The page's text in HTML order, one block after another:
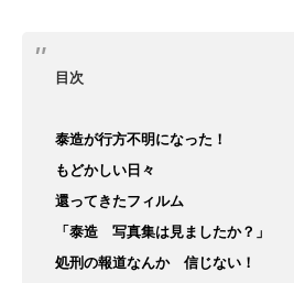
目次
泰造が行方不明になった！
もどかしい日々
還ってきたフィルム
「泰造 写真集は見ましたか？」
処刑の報道なんか 信じない！